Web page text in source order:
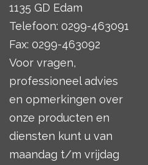
1135 GD Edam
Telefoon: 0299-463091
Fax: 0299-463092
Voor vragen,
professioneel advies
en opmerkingen over
onze producten en
diensten kunt u van
maandag t/m vrijdag